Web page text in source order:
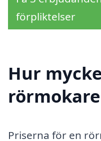
förpliktelser
Hur
Priserna för en